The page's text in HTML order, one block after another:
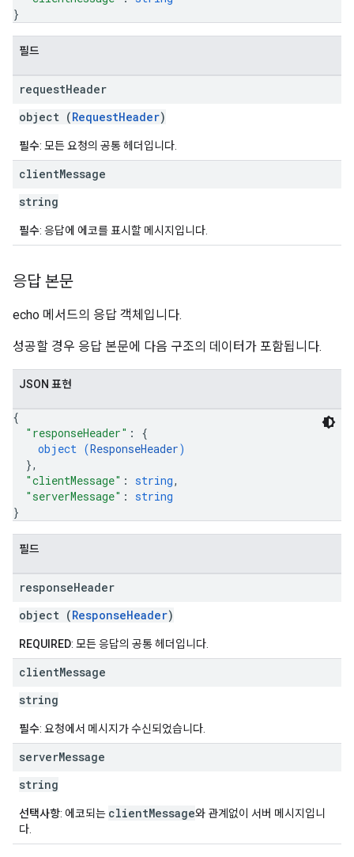
}
필드
requestHeader
object (RequestHeader)
필수: 모든 요청의 공통 헤더입니다.
clientMessage
string
필수: 응답에 에코를 표시할 메시지입니다.
응답 본문
echo 메서드의 응답 객체입니다.
성공할 경우 응답 본문에 다음 구조의 데이터가 포함됩니다.
JSON 표현
{
"responseHeader" : {
object (ResponseHeader)
},
"clientMessage" : string,
"serverMessage" : string
}
필드
responseHeader
object (ResponseHeader)
REQUIRED: 모든 응답의 공통 헤더입니다.
clientMessage
string
필수: 요청에서 메시지가 수신되었습니다.
serverMessage
string
선택사항: 에코되는 clientMessage와 관계없이 서버 메시지입니
다.